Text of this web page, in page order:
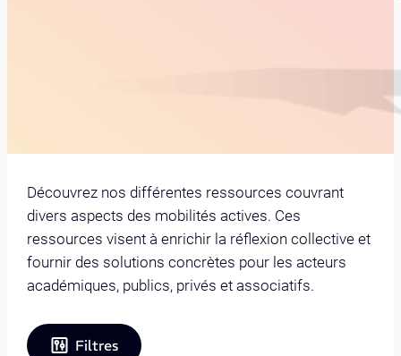
Découvrez nos différentes ressources couvrant
divers aspects des mobilités actives. Ces
ressources visent à enrichir la réflexion collective et
fournir des solutions concrètes pour les acteurs
académiques, publics, privés et associatifs.
Filtres